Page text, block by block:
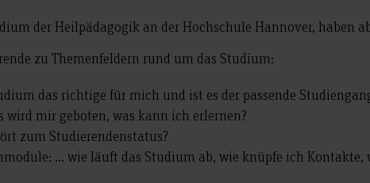
der Heilpädagogik an der Hochschule Hannover, haben
zu Themenfeldern rund um das Studium:
das richtige für mich und ist es der passende
mir geboten, was kann ich erlernen?
zum Studierendenstatus?
… wie läuft das Studium ab, wie knüpfe ich Kontakte,